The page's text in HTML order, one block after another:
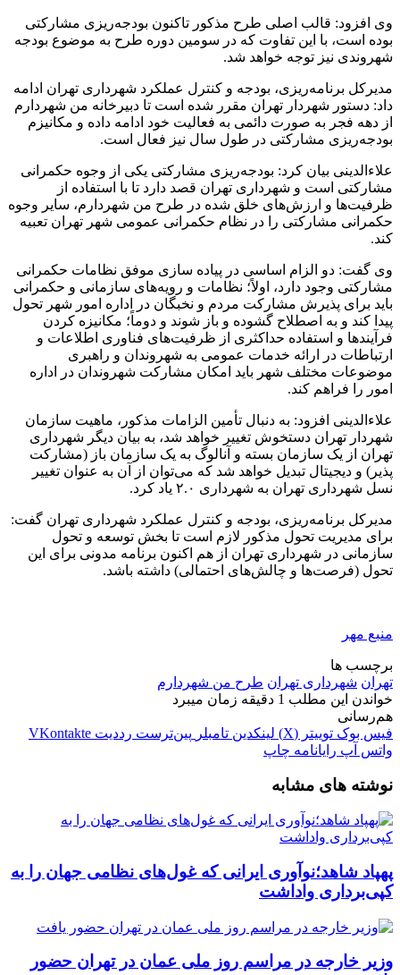
وی افزود: قالب اصلی طرح مذکور تاکنون بودجه‌ریزی مشارکتی
بوده است، با این تفاوت که در سومین دوره طرح به موضوع بودجه
شهروندی نیز توجه خواهد شد.
مدیرکل برنامه‌ریزی، بودجه و کنترل عملکرد شهرداری تهران ادامه
داد: دستور شهردار تهران مقرر شده است تا دبیرخانه من شهردارم
از دهه فجر به صورت دائمی به فعالیت خود ادامه داده و مکانیزم
بودجه‌ریزی مشارکتی در طول سال نیز فعال است.
علاءالدینی بیان کرد: بودجه‌ریزی مشارکتی یکی از وجوه حکمرانی
مشارکتی است و شهرداری تهران قصد دارد تا با استفاده از
ظرفیت‌ها و ارزش‌های خلق شده در طرح من شهردارم، سایر وجوه
حکمرانی مشارکتی را در نظام حکمرانی عمومی شهر تهران تعبیه
کند.
وی گفت: دو الزام اساسی در پیاده سازی موفق نظامات حکمرانی
مشارکتی وجود دارد، اولاً؛ نظامات و رویه‌های سازمانی و حکمرانی
باید برای پذیرش مشارکت مردم و نخبگان در اداره امور شهر تحول
پیدا کند و به اصطلاح گشوده و باز شوند و دوماً؛ مکانیزه کردن
فرآیندها و استفاده حداکثری از ظرفیت‌های فناوری اطلاعات و
ارتباطات در ارائه خدمات عمومی به شهروندان و راهبری
موضوعات مختلف شهر باید امکان مشارکت شهروندان در اداره
امور را فراهم کند.
علاءالدینی افزود: به دنبال تأمین الزامات مذکور، ماهیت سازمان
شهردار تهران دستخوش تغییر خواهد شد، به بیان دیگر شهرداری
تهران از یک سازمان بسته و آنالوگ به یک سازمان باز (مشارکت
پذیر) و دیجیتال تبدیل خواهد شد که می‌توان از آن به عنوان تغییر
نسل شهرداری تهران به شهرداری ۲.۰ یاد کرد.
مدیرکل برنامه‌ریزی، بودجه و کنترل عملکرد شهرداری تهران گفت:
برای مدیریت تحول مذکور لازم است تا بخش توسعه و تحول
سازمانی در شهرداری تهران از هم اکنون برنامه مدونی برای این
تحول (فرصت‌ها و چالش‌های احتمالی) داشته باشد.
منبع مهر
برچسب ها
تهران شهرداری تهران طرح من شهردارم
خواندن این مطلب 1 دقیقه زمان میبرد
هم‌رسانی
فیس بوک توییتر (X) لینکدین ‫تامبلر ‫پین‌ترست ‫رددیت ‫VKontakte
واتس آپ رایانامه چاپ
نوشته های مشابه
پهپاد شاهد؛نوآوری ایرانی که غول‌های نظامی جهان را به
کپی‌برداری واداشت
وزیر خارجه در مراسم روز ملی عمان در تهران حضور